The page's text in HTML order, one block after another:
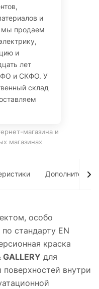
и
мы продаем
и
лет
и СКФО. У
склад
магазина и
магазинах
Дополнительно
особо
стандарту EN
краска
GALLERY для
поверхностей внутри